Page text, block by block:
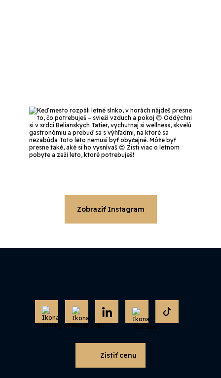
Zobraziť Instagram
Zistiť cenu